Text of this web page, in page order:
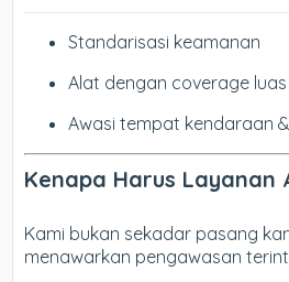
Standarisasi keamanan
Alat dengan coverage luas
Awasi tempat kendaraan
Kenapa Harus Layanan
Kami bukan sekadar pasang
menawarkan pengawasan